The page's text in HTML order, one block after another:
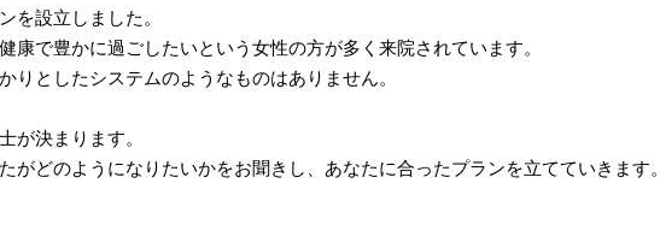
を設立しました。
康で豊かに過ごしたいという女性の方が多く来院されています。
りとしたシステムのようなものはありません。
が決まります。
がどのようになりたいかをお聞きし、あなたに合ったプランを立てていきます。